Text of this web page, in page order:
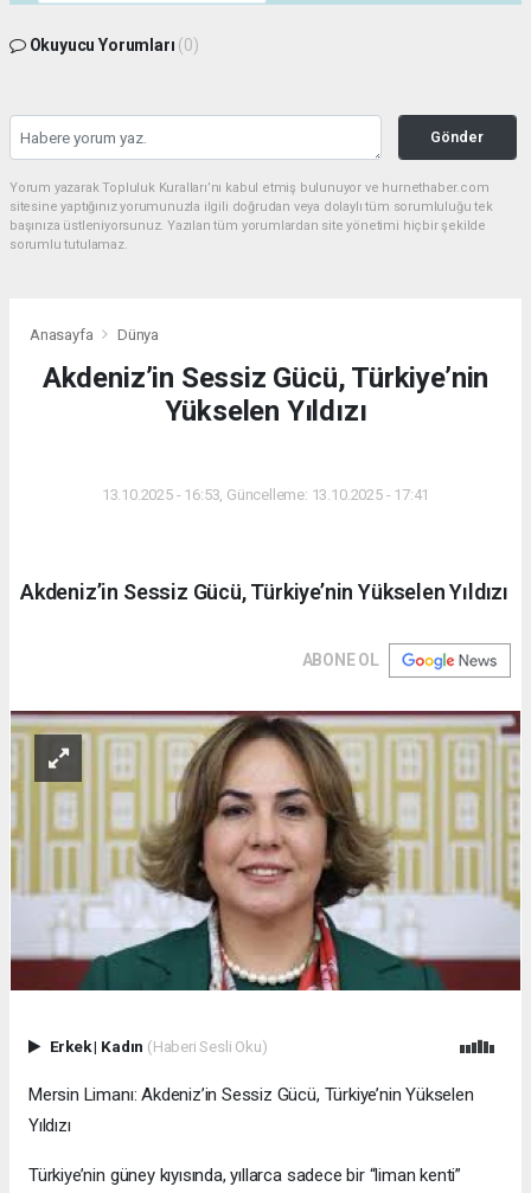
Okuyucu Yorumları (0)
Gönder
Yorum yazarak Topluluk Kuralları’nı kabul etmiş bulunuyor ve hurnethaber.com
sitesine yaptığınız yorumunuzla ilgili doğrudan veya dolaylı tüm sorumluluğu tek
başınıza üstleniyorsunuz. Yazılan tüm yorumlardan site yönetimi hiçbir şekilde
sorumlu tutulamaz.
Anasayfa Dünya
Akdeniz’in Sessiz Gücü, Türkiye’nin
Yükselen Yıldızı
13.10.2025 - 16:53, Güncelleme: 13.10.2025 - 17:41
Akdeniz’in Sessiz Gücü, Türkiye’nin Yükselen Yıldızı
ABONE OL
Erkek| Kadın (Haberi Sesli Oku)
Mersin Limanı: Akdeniz’in Sessiz Gücü, Türkiye’nin Yükselen
Yıldızı
Türkiye’nin güney kıyısında, yıllarca sadece bir “liman kenti”